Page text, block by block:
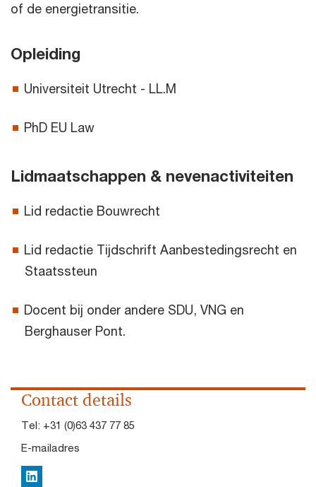
of de energietransitie.
Opleiding
Universiteit Utrecht - LL.M
PhD EU Law
Lidmaatschappen & nevenactiviteiten
Lid redactie Bouwrecht
Lid redactie Tijdschrift Aanbestedingsrecht en
Staatssteun
Docent bij onder andere SDU, VNG en
Berghauser Pont.
Contact details
Tel: +31 (0)63 437 77 85
E-mailadres
LinkedIn